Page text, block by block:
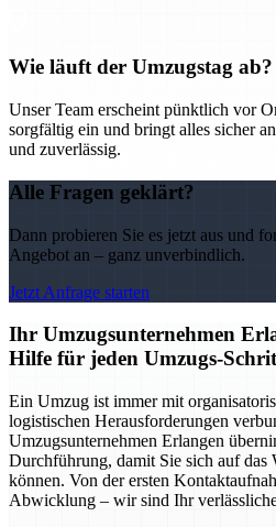
Wie läuft der Umzugstag ab?
Unser Team erscheint pünktlich vor
sorgfältig ein und bringt alles sicher
und zuverlässig.
Alle Fragen geklärt?
Dann probieren Sie es jetzt aus und
Angebot an – ganz unverbindlich.
Jetzt Anfrage starten
Ihr Umzugsunternehmen
Hilfe für jeden Umzugs-
Ein Umzug ist immer mit
logistischen Herausforderungen
Umzugsunternehmen Erlangen
Durchführung, damit Sie sich auf das
können. Von der ersten
Abwicklung – wir sind Ihr